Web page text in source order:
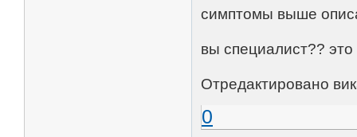
симптомы выше
вы специалист??
Отредактировано
0